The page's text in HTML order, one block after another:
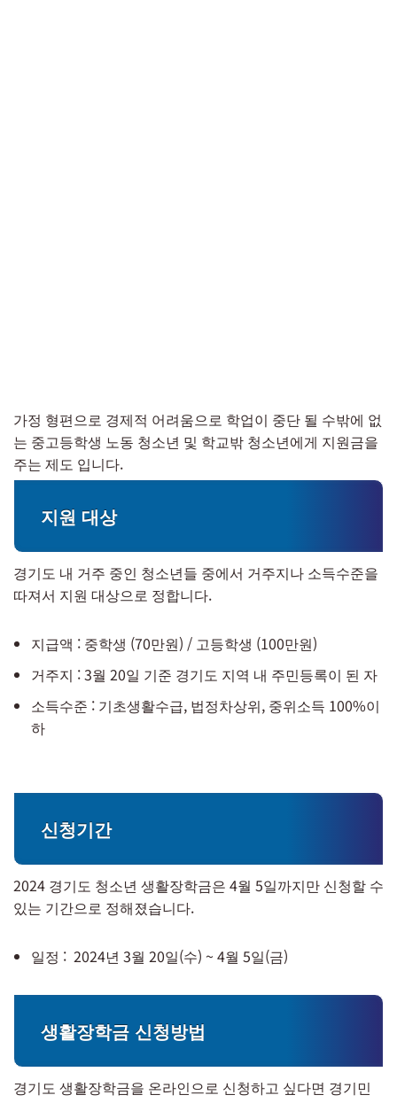
가정 형편으로 경제적 어려움으로 학업이 중단 될 수밖에 없
는 중고등학생 노동 청소년 및 학교밖 청소년에게 지원금을
주는 제도 입니다.
지원 대상
경기도 내 거주 중인 청소년들 중에서 거주지나 소득수준을
따져서 지원 대상으로 정합니다.
지급액 : 중학생 (70만원) / 고등학생 (100만원)
거주지 : 3월 20일 기준 경기도 지역 내 주민등록이 된 자
소득수준 : 기초생활수급, 법정차상위, 중위소득 100%이
하
신청기간
2024 경기도 청소년 생활장학금은 4월 5일까지만 신청할 수
있는 기간으로 정해졌습니다.
일정 : 2024년 3월 20일(수) ~ 4월 5일(금)
생활장학금 신청방법
경기도 생활장학금을 온라인으로 신청하고 싶다면 경기민